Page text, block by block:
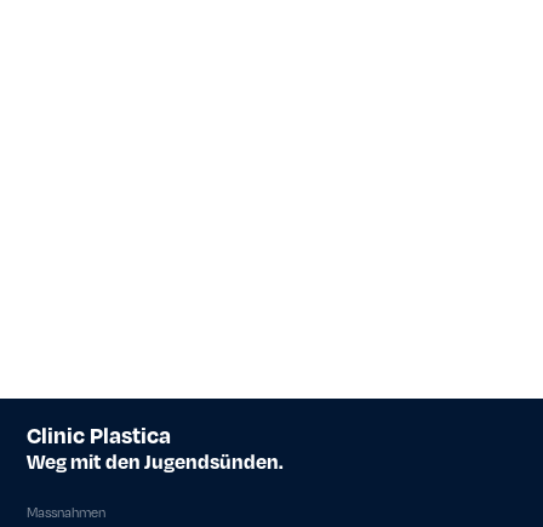
Clinic Plastica
Weg mit den Jugendsünden.
Massnahmen